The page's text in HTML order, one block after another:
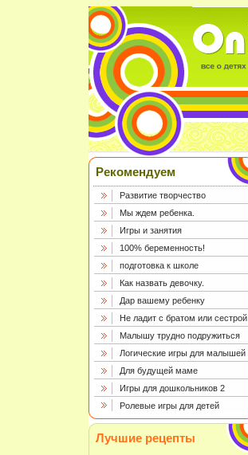
Рекомендуем
Развитие творчество
Мы ждем ребенка.
Игры и занятия
100% беременность!
подготовка к школе
Как назвать девочку.
Дар вашему ребенку
Не ладит с братом или сестрой
Малышу трудно подружиться
Логические игры для малышей
Для будущей маме
Игры для дошкольников 2
Ролевые игры для детей
Лучшие рецепты